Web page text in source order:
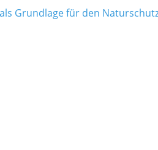
Grundlage für den